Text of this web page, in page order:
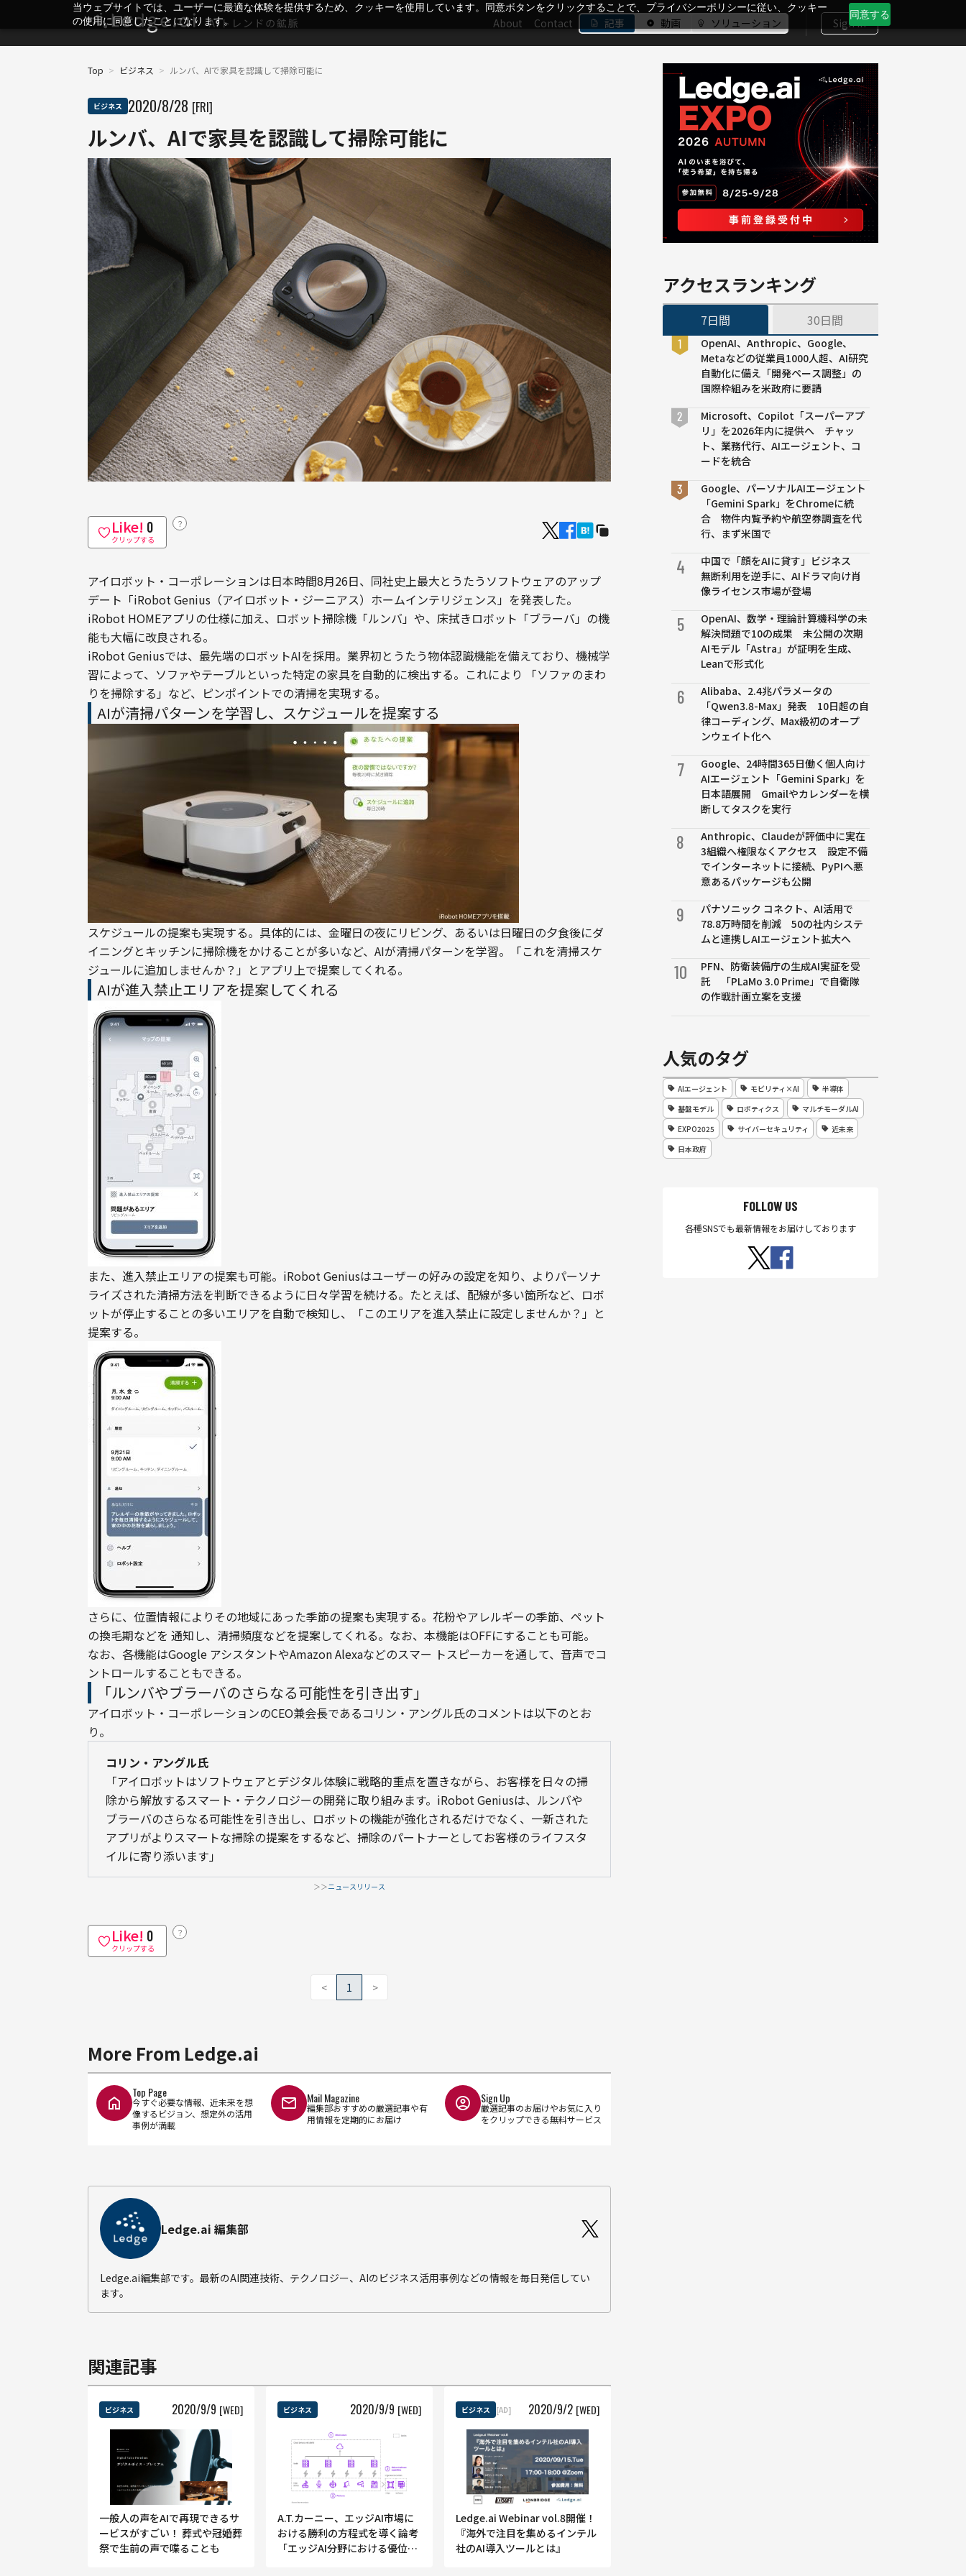
当ウェブサイトでは、ユーザーに最適な体験を提供するため、クッキーを使用しています。同意ボタンをクリックすることで、プライバシーポリシーに従い、クッキー
の使用に同意したことになります。
同意する
About Contact 記事 動画 ソリューション Sign In
Top > ビジネス > ルンバ、AIで家具を認識して掃除可能に
ビジネス 2020/8/28 [FRI]
ルンバ、AIで家具を認識して掃除可能に
Like! 0
クリップする
？
アイロボット・コーポレーションは日本時間8月26日、同社史上最大とうたうソフトウェアのアップ
デート「iRobot Genius（アイロボット・ジーニアス）ホームインテリジェンス」を発表した。
iRobot HOMEアプリの仕様に加え、ロボット掃除機「ルンバ」や、床拭きロボット「ブラーバ」の機
能も大幅に改良される。
iRobot Geniusでは、最先端のロボットAIを採用。業界初とうたう物体認識機能を備えており、機械学
習によって、ソファやテーブルといった特定の家具を自動的に検出する。これにより 「ソファのまわ
りを掃除する」など、ピンポイントでの清掃を実現する。
AIが清掃パターンを学習し、スケジュールを提案する
スケジュールの提案も実現する。具体的には、金曜日の夜にリビング、あるいは日曜日の夕食後にダ
イニングとキッチンに掃除機をかけることが多いなど、AIが清掃パターンを学習。「これを清掃スケ
ジュールに追加しませんか？」とアプリ上で提案してくれる。
AIが進入禁止エリアを提案してくれる
また、進入禁止エリアの提案も可能。iRobot Geniusはユーザーの好みの設定を知り、よりパーソナ
ライズされた清掃方法を判断できるように日々学習を続ける。たとえば、配線が多い箇所など、ロボ
ットが停止することの多いエリアを自動で検知し、「このエリアを進入禁止に設定しませんか？」と
提案する。
さらに、位置情報によりその地域にあった季節の提案も実現する。花粉やアレルギーの季節、ペット
の換毛期などを 通知し、清掃頻度などを提案してくれる。なお、本機能はOFFにすることも可能。
なお、各機能はGoogle アシスタントやAmazon Alexaなどのスマー トスピーカーを通して、音声でコ
ントロールすることもできる。
「ルンバやブラーバのさらなる可能性を引き出す」
アイロボット・コーポレーションのCEO兼会長であるコリン・アングル氏のコメントは以下のとお
り。
コリン・アングル氏
「アイロボットはソフトウェアとデジタル体験に戦略的重点を置きながら、お客様を日々の掃
除から解放するスマート・テクノロジーの開発に取り組みます。iRobot Geniusは、ルンバや
ブラーバのさらなる可能性を引き出し、ロボットの機能が強化されるだけでなく、一新された
アプリがよりスマートな掃除の提案をするなど、掃除のパートナーとしてお客様のライフスタ
イルに寄り添います」
＞＞ニュースリリース
Like! 0
クリップする
？
< 1 >
More From Ledge.ai
Top Page
今すぐ必要な情報、近未来を想
像するビジョン、想定外の活用
事例が満載
Mail Magazine
編集部おすすめの厳選記事や有
用情報を定期的にお届け
Sign Up
厳選記事のお届けやお気に入り
をクリップできる無料サービス
Ledge.ai 編集部
Ledge.ai編集部です。最新のAI関連技術、テクノロジー、AIのビジネス活用事例などの情報を毎日発信してい
ます。
関連記事
ビジネス 2020/9/9 [WED]
一般人の声をAIで再現できるサ
ービスがすごい！ 葬式や冠婚葬
祭で生前の声で喋ることも
ビジネス 2020/9/9 [WED]
A.T.カーニー、エッジAI市場に
おける勝利の方程式を導く論考
「エッジAI分野における優位性
ビジネス [AD] 2020/9/2 [WED]
Ledge.ai Webinar vol.8開催！
『海外で注目を集めるインテル
社のAI導入ツールとは』
アクセスランキング
7日間 30日間
OpenAI、Anthropic、Google、
Metaなどの従業員1000人超、AI研究
自動化に備え「開発ペース調整」の
国際枠組みを米政府に要請
Microsoft、Copilot「スーパーアプ
リ」を2026年内に提供へ チャッ
ト、業務代行、AIエージェント、コ
ードを統合
Google、パーソナルAIエージェント
「Gemini Spark」をChromeに統
合 物件内覧予約や航空券調査を代
行、まず米国で
4
中国で「顔をAIに貸す」ビジネス
無断利用を逆手に、AIドラマ向け肖
像ライセンス市場が登場
5
OpenAI、数学・理論計算機科学の未
解決問題で10の成果 未公開の次期
AIモデル「Astra」が証明を生成、
Leanで形式化
6
Alibaba、2.4兆パラメータの
「Qwen3.8-Max」発表 10日超の自
律コーディング、Max級初のオープ
ンウェイト化へ
7
Google、24時間365日働く個人向け
AIエージェント「Gemini Spark」を
日本語展開 Gmailやカレンダーを横
断してタスクを実行
8
Anthropic、Claudeが評価中に実在
3組織へ権限なくアクセス 設定不備
でインターネットに接続、PyPIへ悪
意あるパッケージも公開
9
パナソニック コネクト、AI活用で
78.8万時間を削減 50の社内システ
ムと連携しAIエージェント拡大へ
10
PFN、防衛装備庁の生成AI実証を受
託 「PLaMo 3.0 Prime」で自衛隊
の作戦計画立案を支援
人気のタグ
AIエージェント モビリティ×AI
半導体
基盤モデル
ロボティクス
マルチモーダルAI
EXPO2025
サイバーセキュリティ
近未来
日本政府
FOLLOW US
各種SNSでも最新情報をお届けしております